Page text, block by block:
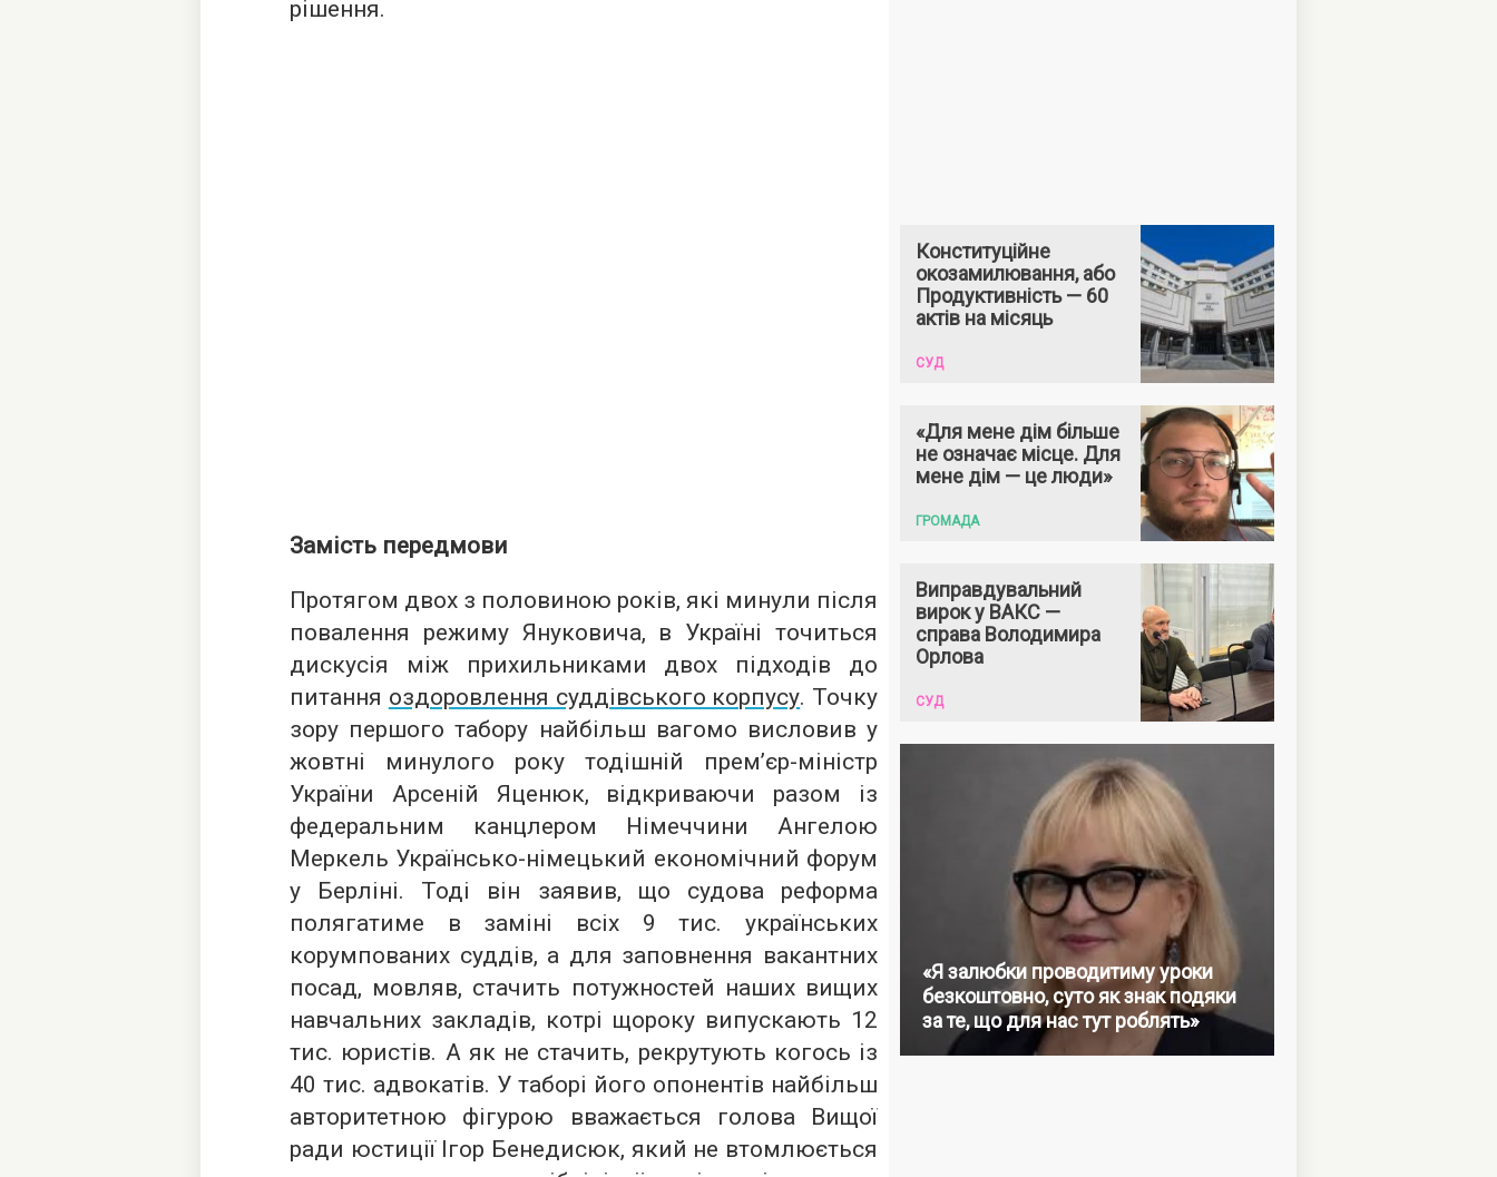
рішення.
Замість передмови
Протягом двох з половиною років, які минули після
повалення режиму Януковича, в Україні точиться
дискусія між прихильниками двох підходів до
питання оздоровлення суддівського корпусу. Точку
зору першого табору найбільш вагомо висловив у
жовтні минулого року тодішній прем’єр-міністр
України Арсеній Яценюк, відкриваючи разом із
федеральним канцлером Німеччини Ангелою
Меркель Українсько-німецький економічний форум
у Берліні. Тоді він заявив, що судова реформа
полягатиме в заміні всіх 9 тис. українських
корумпованих суддів, а для заповнення вакантних
посад, мовляв, стачить потужностей наших вищих
навчальних закладів, котрі щороку випускають 12
тис. юристів. А як не стачить, рекрутують когось із
40 тис. адвокатів. У таборі його опонентів найбільш
авторитетною фігурою вважається голова Вищої
ради юстиції Ігор Бенедисюк, який не втомлюється
Конституційне
окозамилювання, або
Продуктивність — 60
актів на місяць
СУД
«Для мене дім більше
не означає місце. Для
мене дім — це люди»
ГРОМАДА
Виправдувальний
вирок у ВАКС —
справа Володимира
Орлова
СУД
«Я залюбки проводитиму уроки
безкоштовно, суто як знак подяки
за те, що для нас тут роблять»